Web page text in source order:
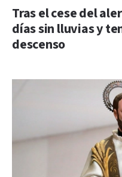
Tras el cese del
días sin lluvias y
descenso